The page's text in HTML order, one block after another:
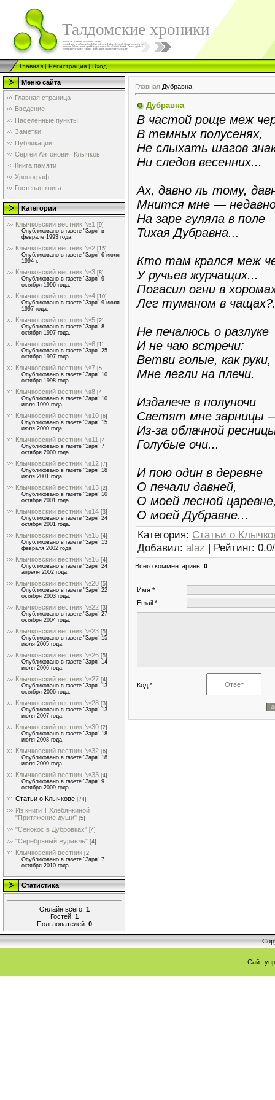
Талдомские хроники
Главная|Регистрация|Вход
Меню сайта
Главная страница
Введение
Населенные пункты
Заметки
Публикации
Сергей Антонович Клычков
Книга памяти
Хронограф
Гостевая книга
Категории
Клычковский вестник №1 [9]
Опубликовано в газете "Заря" в
феврале 1993 года.
Клычковский вестник №2 [15]
Опубликовано в газете "Заря" 6 июля
1994 г.
Клычковский вестник №3 [8]
Опубликовано в газете "Заря" 9
октября 1996 года.
Клычковский вестник №4 [10]
Опубликовано в газете "Заря" 9 июля
1997 года.
Клычковский вестник №5 [2]
Опубликовано в газете "Заря" 8
октября 1997 года.
Клычковский вестник №6 [1]
Опубликовано в газете "Заря" 25
октября 1997 года.
Клычковский вестник №7 [5]
Опубликовано в газете "Заря" 10
октября 1998 года
Клычковский вестник №8 [4]
Опубликовано в газете "Заря" 10
июля 1999 года.
Клычковский вестник №10 [6]
Опубликовано в газете "Заря" 15
июля 2000 года.
Клычковский вестник №11 [4]
Опубликовано в газете "Заря" 7
октября 2000 года.
Клычковский вестник №12 [7]
Опубликовано в газете "Заря" 18
июля 2001 года.
Клычковский вестник №13 [2]
Опубликовано в газете "Заря" 10
октября 2001 года.
Клычковский вестник №14 [3]
Опубликовано в газете "Заря" 24
октября 2001 года.
Клычковский вестник №15 [4]
Опубликовано в газете "Заря" 13
февраля 2002 года.
Клычковский вестник №16 [4]
Опубликовано в газете "Заря" 24
апреля 2002 года.
Клычковский вестник №20 [5]
Опубликовано в газете "Заря" 22
октября 2003 года.
Клычковский вестник №22 [3]
Опубликовано в газете "Заря" 27
октября 2004 года.
Клычковский вестник №23 [5]
Опубликовано в газете "Заря" 15
июля 2005 года.
Клычковский вестник №26 [5]
Опубликовано в газете "Заря" 14
июля 2006 года.
Клычковский вестник №27 [4]
Опубликовано в газете "Заря" 13
октября 2006 года.
Клычковский вестник №28 [3]
Опубликовано в газете "Заря" 13
июля 2007 года.
Клычковский вестник №30 [2]
Опубликовано в газете "Заря" 18
июля 2008 года.
Клычковский вестник №32 [6]
Опубликовано в газете "Заря" 18
июля 2009 года.
Клычковский вестник №33 [4]
Опубликовано в газете "Заря" 9
октября 2009 года.
Статьи о Клычкове [74]
Из книги Т.Хлебянкиной
"Притяжение души" [5]
"Сенокос в Дубровках" [4]
"Серебряный журавль" [4]
Клычковский вестник [2]
Опубликовано в газете "Заря" 7
октября 2010 года.
Статистика
Онлайн всего: 1
Гостей: 1
Пользователей: 0
Главная Дубравна
Дубравна
В частой роще меж
В темных полусенях,
Не слыхать шагов
Ни следов весенних...
Ах, давно ль тому,
Мнится мне —
На заре гуляла в поле
Тихая Дубравна...
Кто там крался меж
У ручьев журчащих...
Погасил огни в
Лег туманом в
Не печалюсь о разлуке
И не чаю встречи:
Ветви голые, как руки,
Мне легли на плечи.
Издалече в полуночи
Светят мне зарницы
Из-за облачной
Голубые очи...
И пою один в деревне
О печали давней,
О моей лесной
О моей Дубравне...
Категория: Статьи о
Добавил: alaz | Рейтинг: 0.0/
Всего комментариев: 0
Имя *:
Email *:
Код *:
Сайт